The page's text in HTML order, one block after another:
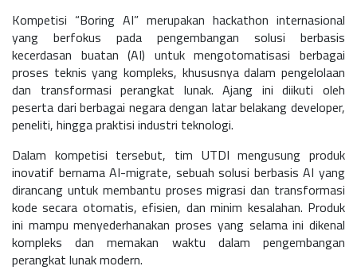
Kompetisi “Boring AI” merupakan hackathon internasional
yang berfokus pada pengembangan solusi berbasis
kecerdasan buatan (AI) untuk mengotomatisasi berbagai
proses teknis yang kompleks, khususnya dalam pengelolaan
dan transformasi perangkat lunak. Ajang ini diikuti oleh
peserta dari berbagai negara dengan latar belakang developer,
peneliti, hingga praktisi industri teknologi.
Dalam kompetisi tersebut, tim UTDI mengusung produk
inovatif bernamaAI-migrate, sebuah solusi berbasis AI yang
dirancang untuk membantu proses migrasi dan transformasi
kode secara otomatis, efisien, dan minim kesalahan. Produk
ini mampu menyederhanakan proses yang selama ini dikenal
kompleks dan memakan waktu dalam pengembangan
perangkat lunak modern.